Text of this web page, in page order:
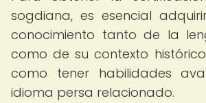
sogdiana, es esencial
conocimiento tanto de la
como de su contexto
como tener habilidades
idioma persa relacionado.